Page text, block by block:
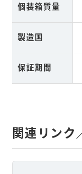
個装箱質量
製造国
保証期間
関連リンク